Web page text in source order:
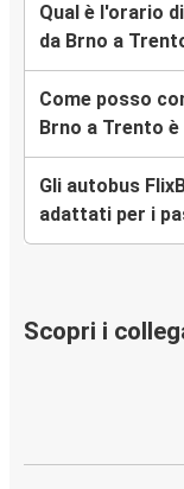
Qual è l'orario
da Brno a
Come posso
Brno a Trento
Gli autobus
adattati per i
Scopri i